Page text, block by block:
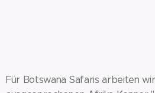
Für Botswana Safaris arbeiten